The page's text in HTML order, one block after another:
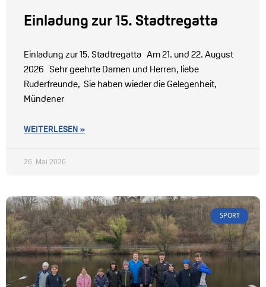
Einladung zur 15. Stadtregatta
Einladung zur 15. Stadtregatta Am 21. und 22. August
2026 Sehr geehrte Damen und Herren, liebe
Ruderfreunde, Sie haben wieder die Gelegenheit,
Mündener
WEITERLESEN »
26. Mai 2026
SPORT